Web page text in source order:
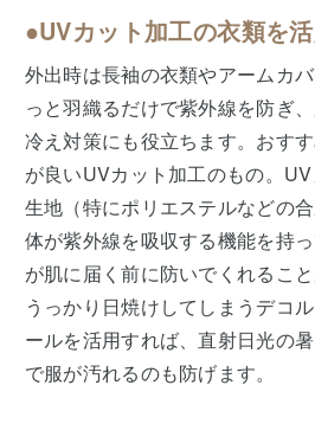
●UVカット加工の衣類を
外出時は長袖の衣類やアームカ
っと羽織るだけで紫外線を防ぎ
冷え対策にも役立ちます。おす
が良いUVカット加工のもの。
生地（特にポリエステルなどの
体が紫外線を吸収する機能を持
が肌に届く前に防いでくれるこ
うっかり日焼けしてしまうデコ
ールを活用すれば、直射日光の
で服が汚れるのも防げます。